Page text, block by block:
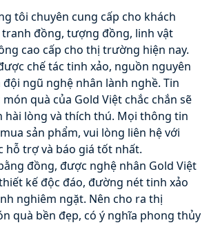
tôi chuyên cung cấp cho khách
đồng, tượng đồng, linh vật
cao cấp cho thị trường hiện nay.
chế tác tinh xảo, nguồn nguyên
ngũ nghệ nhân lành nghề. Tin
quà của Gold Việt chắc chắn sẽ
hài lòng và thích thú. Mọi thông tin
sản phẩm, vui lòng liên hệ với
hỗ trợ và báo giá tốt nhất.
đồng, được nghệ nhân Gold Việt
kế độc đáo, đường nét tinh xảo
nghiêm ngặt. Nên cho ra thị
quà bền đẹp, có ý nghĩa phong thủy